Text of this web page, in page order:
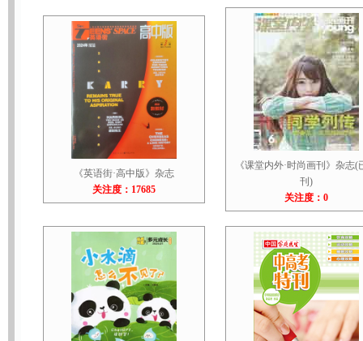
《英语街·高中版》杂志
关注度：17685
《课堂内外·时尚画刊》杂志(
刊)
关注度：0